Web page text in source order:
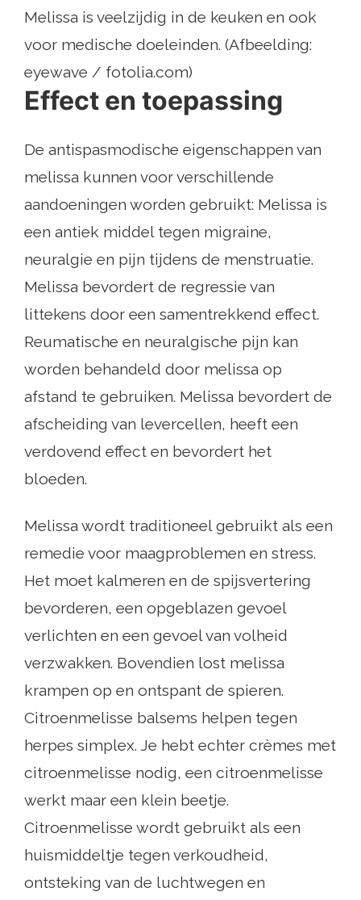
Melissa is veelzijdig in de keuken en ook
voor medische doeleinden. (Afbeelding:
eyewave / fotolia.com)
Effect en toepassing
De antispasmodische eigenschappen van
melissa kunnen voor verschillende
aandoeningen worden gebruikt: Melissa is
een antiek middel tegen migraine,
neuralgie en pijn tijdens de menstruatie.
Melissa bevordert de regressie van
littekens door een samentrekkend effect.
Reumatische en neuralgische pijn kan
worden behandeld door melissa op
afstand te gebruiken. Melissa bevordert de
afscheiding van levercellen, heeft een
verdovend effect en bevordert het
bloeden.
Melissa wordt traditioneel gebruikt als een
remedie voor maagproblemen en stress.
Het moet kalmeren en de spijsvertering
bevorderen, een opgeblazen gevoel
verlichten en een gevoel van volheid
verzwakken. Bovendien lost melissa
krampen op en ontspant de spieren.
Citroenmelisse balsems helpen tegen
herpes simplex. Je hebt echter crèmes met
citroenmelisse nodig, een citroenmelisse
werkt maar een klein beetje.
Citroenmelisse wordt gebruikt als een
huismiddeltje tegen verkoudheid,
ontsteking van de luchtwegen en